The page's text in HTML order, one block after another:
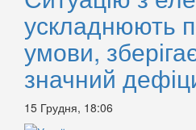
ускладнюють
умови,
значний
15 Грудня, 18:06